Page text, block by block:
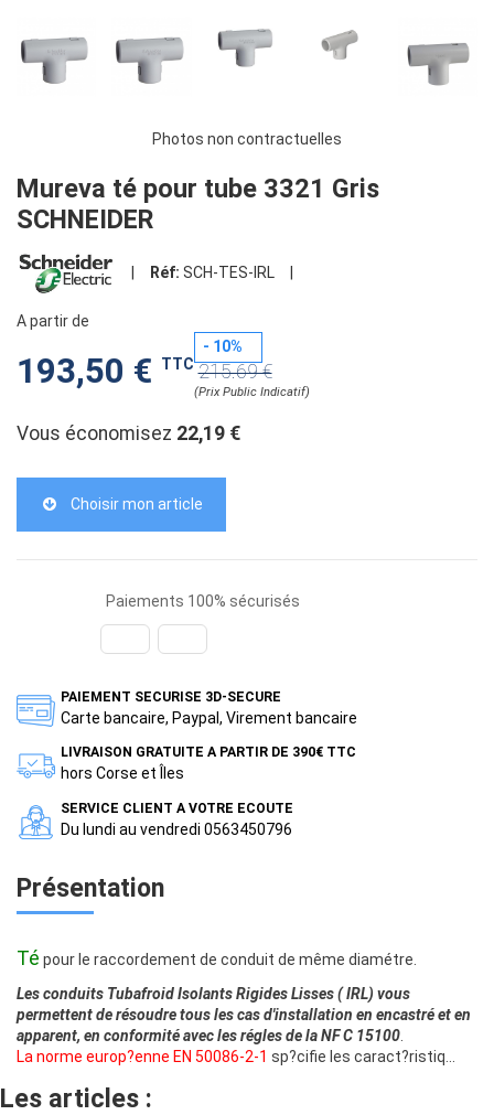
Photos non contractuelles
Mureva té pour tube 3321 Gris
SCHNEIDER
Réf: SCH-TES-IRL
A partir de
193,50 € TTC
- 10%
215.69 €
(Prix Public Indicatif)
Vous économisez 22,19 €
Choisir mon article
Paiements 100% sécurisés
PAIEMENT SECURISE 3D-SECURE
Carte bancaire, Paypal, Virement bancaire
LIVRAISON GRATUITE A PARTIR DE 390€ TTC
hors Corse et Îles
SERVICE CLIENT A VOTRE ECOUTE
Du lundi au vendredi 0563450796
Présentation
Té pour le raccordement de conduit de même diamétre.
Les conduits Tubafroid Isolants Rigides Lisses ( IRL) vous
permettent de résoudre tous les cas d'installation en encastré et en
apparent, en conformité avec les régles de la NF C 15100
La norme europ?enne EN 50086-2-1 sp?cifie les caract?ristiq...
Les articles :